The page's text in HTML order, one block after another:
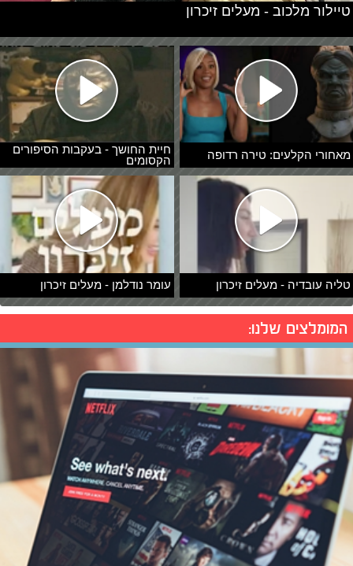
מאחורי הקלעים: טירה רדופה
חיית החושך - בעקבות הסיפורים
הקסומים
טליה עובדיה - מעלים זיכרון עומר נודלמן - מעלים זיכרון
טיילור מלכוב - מעלים זיכרון
המומלצים שלנו: